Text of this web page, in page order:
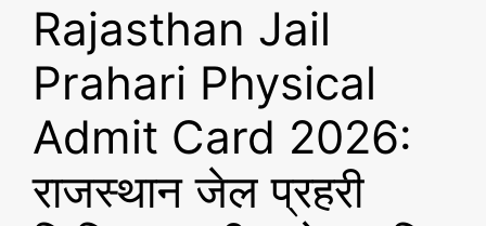
Rajasthan Jail
Prahari Physical
Admit Card 2026:
राजस्थान जेल प्रहरी